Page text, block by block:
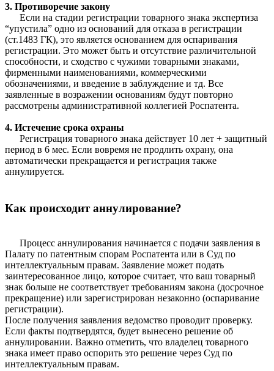
3. Противоречие закону
Если на стадии регистрации товарного знака экспертиза
“упустила” одно из оснований для отказа в регистрации
(ст.1483 ГК), это является основанием для оспаривания
регистрации. Это может быть и отсутствие различительной
способности, и сходство с чужими товарными знаками,
фирменными наименованиями, коммерческими
обозначениями, и введение в заблуждение и тд. Все
заявленные в возражении основаниям будут повторно
рассмотрены административной коллегией Роспатента.
4. Истечение срока охраны
Регистрация товарного знака действует 10 лет + защитный
период в 6 мес. Если вовремя не продлить охрану, она
автоматически прекращается и регистрация также
аннулируется.
Как происходит аннулирование?
Процесс аннулирования начинается с подачи заявления в
Палату по патентным спорам Роспатента или в Суд по
интеллектуальным правам. Заявление может подать
заинтересованное лицо, которое считает, что ваш товарный
знак больше не соответствует требованиям закона (досрочное
прекращение) или зарегистрирован незаконно (оспаривание
регистрации).
После получения заявления ведомство проводит проверку.
Если факты подтвердятся, будет вынесено решение об
аннулировании. Важно отметить, что владелец товарного
знака имеет право оспорить это решение через Суд по
интеллектуальным правам.